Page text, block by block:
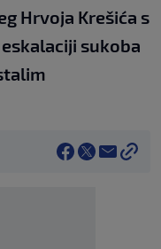
Hrvoja Krešića s
sukoba